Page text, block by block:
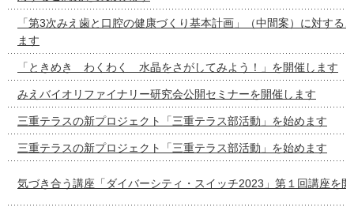
「第3次みえ歯と口腔の健康づくり基本計画」（中間案）に対する
ます
「ときめき わくわく 水晶をさがしてみよう！」を開催します
みえバイオリファイナリー研究会公開セミナーを開催します
三重テラスの新プロジェクト「三重テラス部活動」を始めます
三重テラスの新プロジェクト「三重テラス部活動」を始めます
気づき合う講座「ダイバーシティ・スイッチ2023」第１回講座を